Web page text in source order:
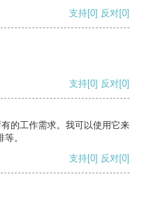
支持[0] 反对[0]
支持[0] 反对[0]
的工作需求。我可以使用它来
。
支持[0] 反对[0]